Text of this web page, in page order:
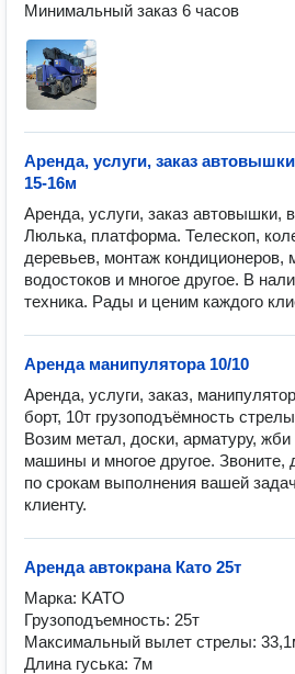
Минимальный заказ 6 часов
Аренда, услуги, заказ
15-16м
Аренда, услуги, заказ автовышки,
Люлька, платформа. Телескоп,
деревьев, монтаж кондиционеров,
водостоков и многое другое. В
техника. Рады и ценим каждого
Аренда манипулятора 10/10
Аренда, услуги, заказ,
борт, 10т грузоподъёмность
Возим метал, доски, арматуру, жби
машины и многое другое. Звоните,
по срокам выполнения вашей
клиенту.
Аренда автокрана Като 25т
Марка: KATO
Грузоподъемность: 25т
Максимальный вылет стрелы:
Длина гуська: 7м